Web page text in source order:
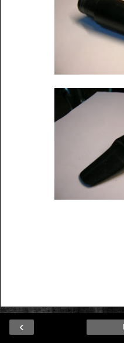
‹